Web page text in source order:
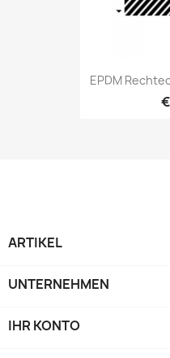
EPDM
ARTIKEL
UNTERNEHMEN
IHR KONTO